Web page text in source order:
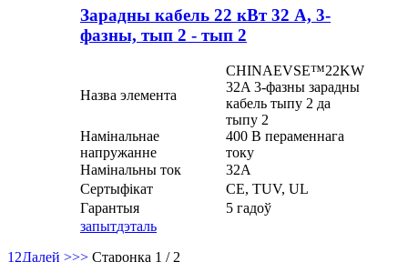
Зарадны кабель 22 кВт 32 А, 3-
фазны, тып 2 - тып 2
Назва элемента
CHINAEVSE™️22KW
32A 3-фазны зарадны
кабель тыпу 2 да
тыпу 2
Намінальнае
напружанне
400 В пераменнага
току
Намінальны ток
32А
Сертыфікат
CE, TUV, UL
Гарантыя
5 гадоў
запытдэталь
1 2Далей >>> Старонка 1 / 2